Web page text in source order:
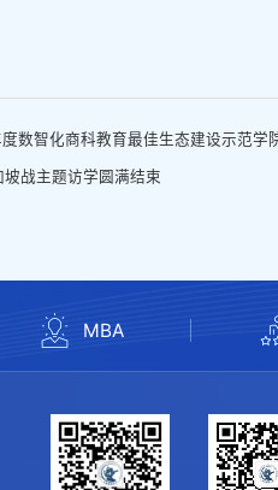
数智化商科教育最佳生态建设示范学
战主题访学圆满结束
MBA